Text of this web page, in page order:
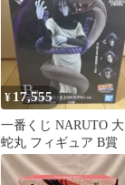
¥ 17,555
一番くじ NARUTO 大
蛇丸 フィギュア B賞